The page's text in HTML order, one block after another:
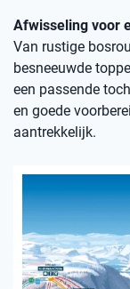
Afwisseling voor
Van rustige
besneeuwde
een passende
en goede
aantrekkelijk.